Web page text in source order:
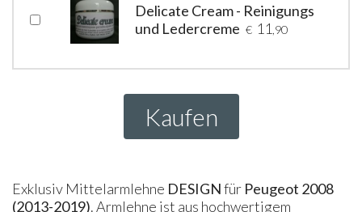
Delicate Cream - Reinigungs
und Ledercreme € 11 ,90
Kaufen
Exklusiv Mittelarmlehne DESIGNfür Peugeot 2008
(2013-2019). Armlehne ist aus hochwertigem